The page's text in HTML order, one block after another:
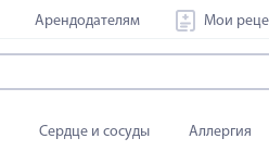
Арендодателям Мои
Сердце и сосуды Аллергия